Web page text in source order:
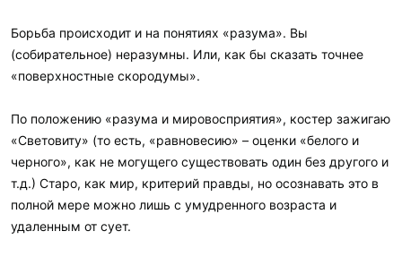
Борьба происходит и на понятиях «разума». Вы
(собирательное) неразумны. Или, как бы сказать точнее
«поверхностные скородумы».
По положению «разума и мировосприятия», костер зажигаю
«Световиту» (то есть, «равновесию» – оценки «белого и
черного», как не могущего существовать один без другого и
т.д.) Старо, как мир, критерий правды, но осознавать это в
полной мере можно лишь с умудренного возраста и
удаленным от сует.